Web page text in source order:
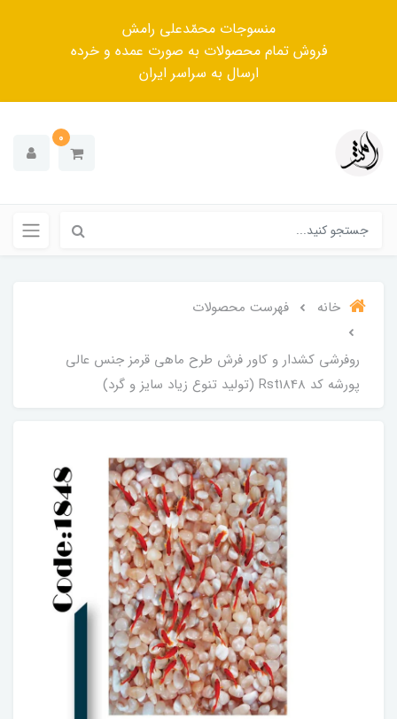
منسوجات محمّدعلی رامش
فروش تمام محصولات به صورت عمده و خرده
ارسال به سراسر ایران
0
خانه فهرست محصولات
روفرشی کشدار و کاور فرش طرح ماهی قرمز جنس عالی
پورشه کد Rst1848 (تولید تنوع زیاد سایز و گرد)